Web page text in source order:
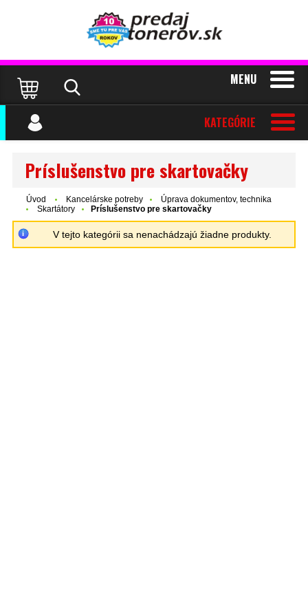
MENU
KATEGÓRIE
Príslušenstvo pre skartovačky
Úvod Kancelárske potreby
Úprava dokumentov, technika
Skartátory
Príslušenstvo pre skartovačky
V tejto kategórii sa nenachádzajú žiadne produkty.